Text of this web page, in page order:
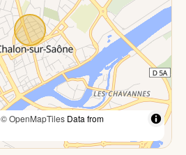
© OpenMapTiles Data from